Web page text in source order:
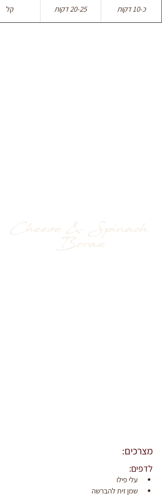
כ-10 דקות 20-25 דקות קל
Cheese & Spinach
Borax
מצרכים:
לדפים:
עלי פילו
שמן זית להברשה